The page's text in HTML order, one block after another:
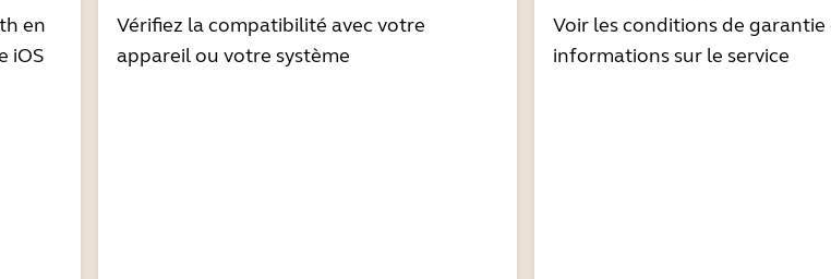
en
iOS
Vérifiez la compatibilité avec votre
appareil ou votre système
Voir les conditions de garantie
informations sur le service